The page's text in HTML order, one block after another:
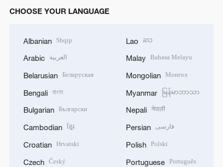
CHOOSE YOUR LANGUAGE
Albanian Shqip
Arabic العربية
Belarusian Беларуская
Bengali বাংলা
Bulgarian Български
Cambodian ខ្មែរ
Croatian Hrvatski
Czech Český
Lao ລາວ
Malay Bahasa Melayu
Mongolian Монгол
Myanmar မြန်မာဘာသာ
Nepali नेपाली
Persian فارسی
Polish Polski
Portuguese Português